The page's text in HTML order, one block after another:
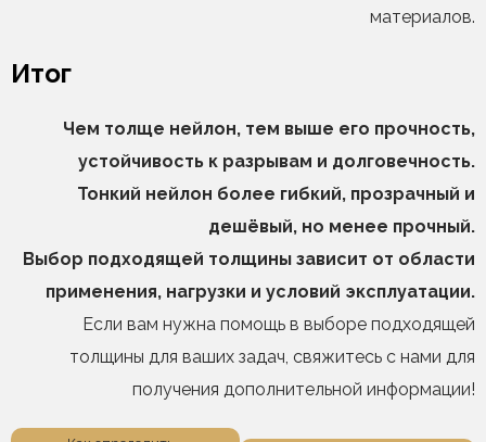
материалов.
Итог
Чем толще нейлон, тем выше его прочность,
устойчивость к разрывам и долговечность.
Тонкий нейлон более гибкий, прозрачный и
дешёвый, но менее прочный.
Выбор подходящей толщины зависит от области
применения, нагрузки и условий эксплуатации.
Если вам нужна помощь в выборе подходящей
толщины для ваших задач, свяжитесь с нами для
получения дополнительной информации!